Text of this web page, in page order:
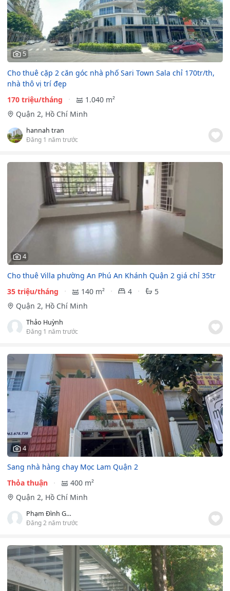
5
Cho thuê cặp 2 căn góc nhà phố Sari Town Sala chỉ 170tr/th,
nhà thô vị trí đẹp
170 triệu/tháng
1.040 m²
Quận 2, Hồ Chí Minh
hannah tran
Đăng 1 năm trước
4
Cho thuê Villa phường An Phú An Khánh Quận 2 giá chỉ 35tr
35 triệu/tháng
140 m² 4
5
Quận 2, Hồ Chí Minh
Thảo Huỳnh
Đăng 1 năm trước
4
Sang nhà hàng chay Mọc Lam Quận 2
Thỏa thuận
400 m²
Quận 2, Hồ Chí Minh
Phạm Đình Gia Minh
Đăng 2 năm trước